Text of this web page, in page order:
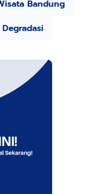
Bandung